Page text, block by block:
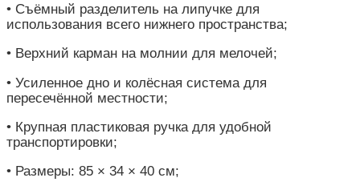
• Съёмный разделитель на липучке для
использования всего нижнего пространства;
• Верхний карман на молнии для мелочей;
• Усиленное дно и колёсная система для
пересечённой местности;
• Крупная пластиковая ручка для удобной
транспортировки;
• Размеры: 85 × 34 × 40 см;